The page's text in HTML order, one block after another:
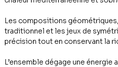
Les compositions
traditionnel et les jeux de
précision tout en conservant la
L’ensemble dégage une